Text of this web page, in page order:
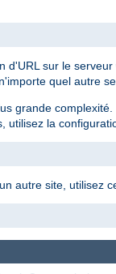
d'URL sur le serveur
quel autre
grande
utilisez la
autre site, utilisez